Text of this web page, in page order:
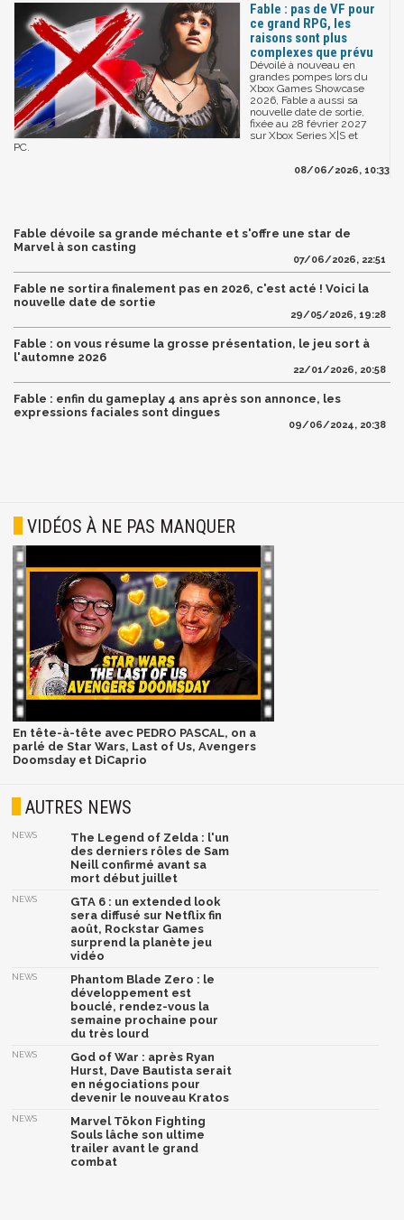
Fable : pas de VF pour
ce grand RPG, les
raisons sont plus
complexes que prévu
Dévoilé à nouveau en
grandes pompes lors du
Xbox Games Showcase
2026, Fable a aussi sa
nouvelle date de sortie,
fixée au 28 février 2027
sur Xbox Series X|S et
PC.
08/06/2026, 10:33
Fable dévoile sa grande méchante et s'offre une star de
Marvel à son casting
07/06/2026, 22:51
Fable ne sortira finalement pas en 2026, c'est acté ! Voici la
nouvelle date de sortie
29/05/2026, 19:28
Fable : on vous résume la grosse présentation, le jeu sort à
l'automne 2026
22/01/2026, 20:58
Fable : enfin du gameplay 4 ans après son annonce, les
expressions faciales sont dingues
09/06/2024, 20:38
VIDÉOS À NE PAS MANQUER
En tête-à-tête avec PEDRO PASCAL, on a
parlé de Star Wars, Last of Us, Avengers
Doomsday et DiCaprio
AUTRES NEWS
NEWS
The Legend of Zelda : l'un
des derniers rôles de Sam
Neill confirmé avant sa
mort début juillet
NEWS
GTA 6 : un extended look
sera diffusé sur Netflix fin
août, Rockstar Games
surprend la planète jeu
vidéo
NEWS
Phantom Blade Zero : le
développement est
bouclé, rendez-vous la
semaine prochaine pour
du très lourd
NEWS
God of War : après Ryan
Hurst, Dave Bautista serait
en négociations pour
devenir le nouveau Kratos
NEWS
Marvel Tōkon Fighting
Souls lâche son ultime
trailer avant le grand
combat